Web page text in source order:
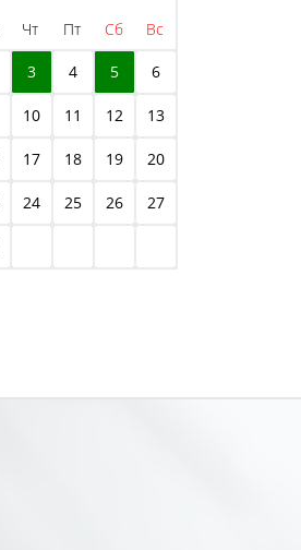
Чт Пт Сб Вс
3 4 5 6
10 11 12 13
17 18 19 20
24 25 26 27